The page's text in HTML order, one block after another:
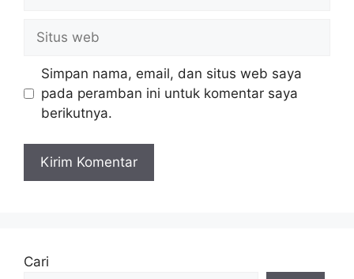
Situs
web
Simpan nama, email, dan situs web saya
pada peramban ini untuk komentar saya
berikutnya.
Cari